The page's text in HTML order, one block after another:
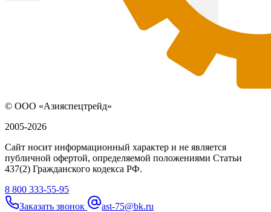
© ООО «Азияспецтрейд»
2005-2026
Сайт носит информационный характер и не является
публичной офертой, определяемой положениями Статьи
437(2) Гражданского кодекса РФ.
8 800 333-55-95
Заказать звонок
ast-75@bk.ru